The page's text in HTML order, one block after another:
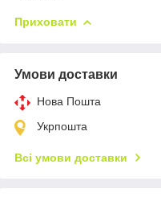
Приховати
Умови доставки
Нова Пошта
Укрпошта
Всі умови доставки